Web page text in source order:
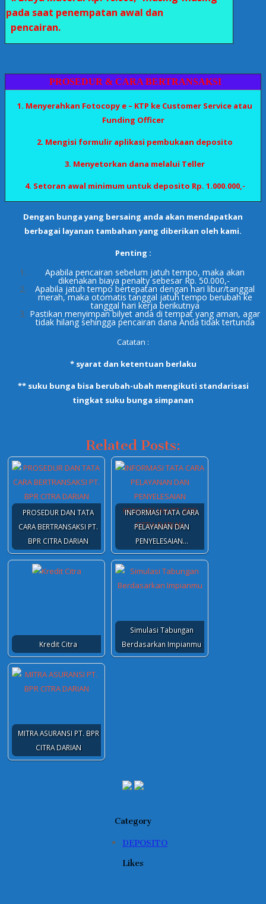
pada saat penempatan awal dan
pencairan.
PROSEDUR & CARA BERTRANSAKSI
1. Menyerahkan Fotocopy e – KTP ke Customer Service atau
Funding Officer
2. Mengisi formulir aplikasi pembukaan deposito
3. Menyetorkan dana melalui Teller
4. Setoran awal minimum untuk deposito Rp. 1.000.000,-
Dengan bunga yang bersaing anda akan mendapatkan
berbagai layanan tambahan yang diberikan oleh kami.
Penting :
Apabila pencairan sebelum jatuh tempo, maka akan
dikenakan biaya penalty sebesar Rp. 50.000,-
Apabila jatuh tempo bertepatan dengan hari libur/tanggal
merah, maka otomatis tanggal jatuh tempo berubah ke
tanggal hari kerja berikutnya
Pastikan menyimpan bilyet anda di tempat yang aman, agar
tidak hilang sehingga pencairan dana Anda tidak tertunda
Catatan :
* syarat dan ketentuan berlaku
** suku bunga bisa berubah-ubah mengikuti standarisasi
tingkat suku bunga simpanan
Related Posts:
PROSEDUR DAN TATA
CARA BERTRANSAKSI PT.
BPR CITRA DARIAN
INFORMASI TATA CARA
PELAYANAN DAN
PENYELESAIAN…
Kredit Citra
Simulasi Tabungan
Berdasarkan Impianmu
MITRA ASURANSI PT. BPR
CITRA DARIAN
Category
DEPOSITO
Likes